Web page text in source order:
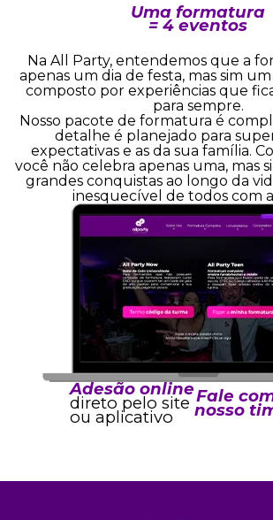
Uma formatura
= 4 eventos
Na All Party, entendemos que a
apenas um dia de festa, mas sim
composto por experiências que
para sempre.
Nosso pacote de formatura é
detalhe é planejado para
expectativas e as da sua família.
você não celebra apenas uma, mas
grandes conquistas ao longo da
inesquecível de todos com
Adesão online
direto pelo site
ou aplicativo
Fale
nosso